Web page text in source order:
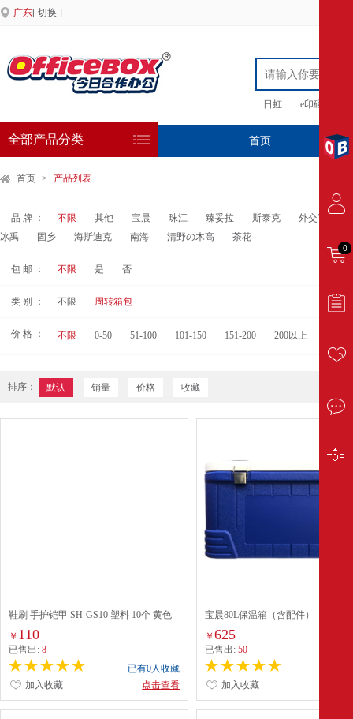
广东[ 切换 ]
日虹 e印硒鼓
全部产品分类 首页 专
首页 > 产品列表
品 牌 ： 不限 其他 宝晨 珠江 臻妥拉 斯泰克 外交官
冰禹
固乡 海斯迪克 南海 清野の木高 茶花
包 邮 ： 不限 是 否
类 别 ： 不限 周转箱包
价 格 ： 不限 0-50 51-100 101-150 151-200 200以上
排序： 默认 销量 价格 收藏
鞋刷 手护铠甲 SH-GS10 塑料 10个 黄色
￥ 110
已售出: 8
已有0人收藏
点击查看
加入收藏
宝晨80L保温箱（含配件）
￥625
已售出:50
加入收藏
0